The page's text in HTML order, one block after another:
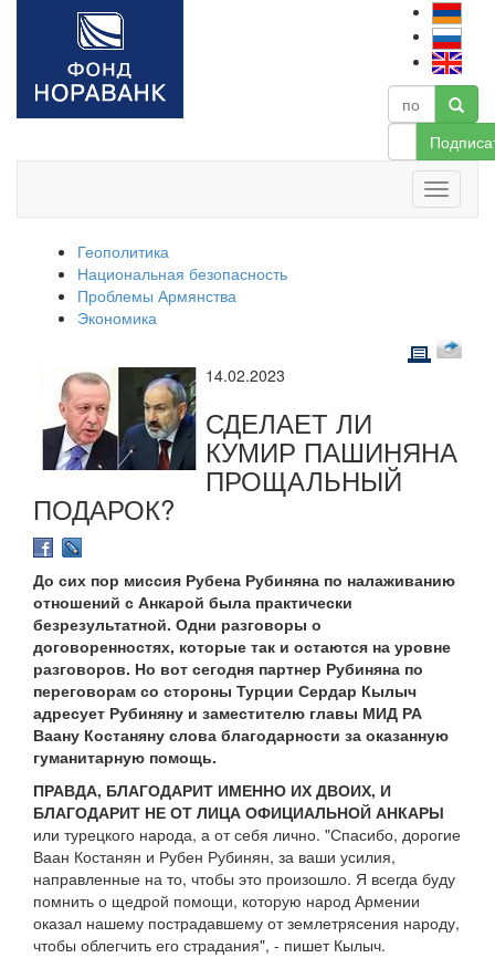
Геополитика
Национальная безопасность
Проблемы Армянства
Экономика
14.02.2023
СДЕЛАЕТ ЛИ
КУМИР ПАШИНЯНА
ПРОЩАЛЬНЫЙ
ПОДАРОК?
До сих пор миссия Рубена Рубиняна по налаживанию
отношений с Анкарой была практически
безрезультатной. Одни разговоры о
договоренностях, которые так и остаются на уровне
разговоров. Но вот сегодня партнер Рубиняна по
переговорам со стороны Турции Сердар Кылыч
адресует Рубиняну и заместителю главы МИД РА
Ваану Костаняну слова благодарности за оказанную
гуманитарную помощь.
ПРАВДА, БЛАГОДАРИТ ИМЕННО ИХ ДВОИХ, И
БЛАГОДАРИТ НЕ ОТ ЛИЦА ОФИЦИАЛЬНОЙ АНКАРЫ
или турецкого народа, а от себя лично. "Спасибо, дорогие
Ваан Костанян и Рубен Рубинян, за ваши усилия,
направленные на то, чтобы это произошло. Я всегда буду
помнить о щедрой помощи, которую народ Армении
оказал нашему пострадавшему от землетрясения народу,
чтобы облегчить его страдания", - пишет Кылыч.